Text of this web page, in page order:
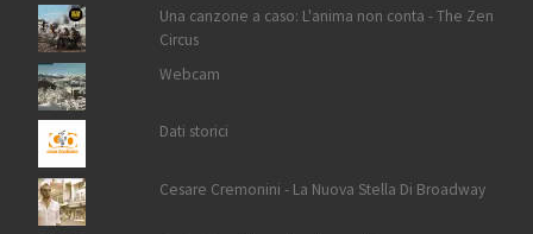
Una canzone a caso: L'anima non conta - The Zen
Circus
Webcam
Dati storici
Cesare Cremonini - La Nuova Stella Di Broadway